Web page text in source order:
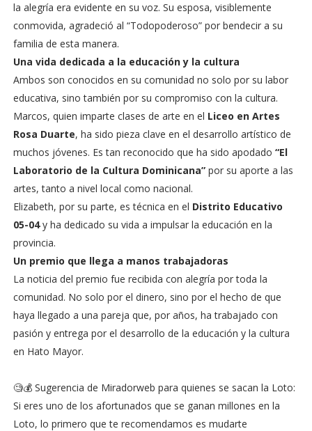
la alegría era evidente en su voz. Su esposa, visiblemente
conmovida, agradeció al “Todopoderoso” por bendecir a su
familia de esta manera.
Una vida dedicada a la educación y la cultura
Ambos son conocidos en su comunidad no solo por su labor
educativa, sino también por su compromiso con la cultura.
Marcos, quien imparte clases de arte en el Liceo en Artes
Rosa Duarte, ha sido pieza clave en el desarrollo artístico de
muchos jóvenes. Es tan reconocido que ha sido apodado “El
Laboratorio de la Cultura Dominicana”por su aporte a las
artes, tanto a nivel local como nacional.
Elizabeth, por su parte, es técnica en el Distrito Educativo
05-04y ha dedicado su vida a impulsar la educación en la
provincia.
Un premio que llega a manos trabajadoras
La noticia del premio fue recibida con alegría por toda la
comunidad. No solo por el dinero, sino por el hecho de que
haya llegado a una pareja que, por años, ha trabajado con
pasión y entrega por el desarrollo de la educación y la cultura
en Hato Mayor.
🧐💰 Sugerencia de Miradorweb para quienes se sacan la Loto:
Si eres uno de los afortunados que se ganan millones en la
Loto, lo primero que te recomendamos es mudarte